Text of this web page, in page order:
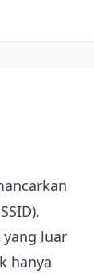
luar
hanya